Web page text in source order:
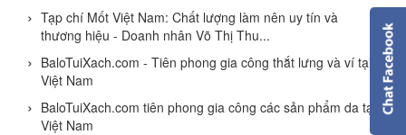
Tạp chí Mốt Việt Nam: Chất lượng làm nên uy tín và
thương hiệu - Doanh nhân Võ Thị Thu...
BaloTuiXach.com - Tiên phong gia công thắt lưng và ví tại
Việt Nam
BaloTuiXach.com tiên phong gia công các sản phẩm da tại
Việt Nam